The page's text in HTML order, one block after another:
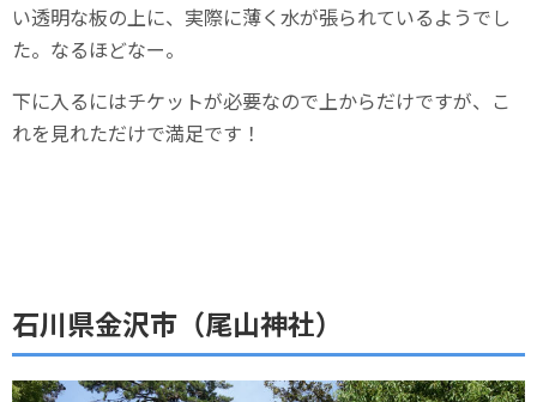
い透明な板の上に、実際に薄く水が張られているようでし
た。なるほどなー。
下に入るにはチケットが必要なので上からだけですが、こ
れを見れただけで満足です！
石川県金沢市（尾山神社）